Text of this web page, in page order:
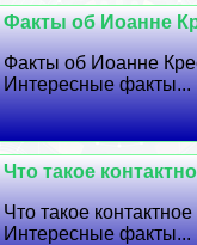
Факты об Иоанне
Факты об Иоанне
Интересные факты...
Что такое
Что такое
Интересные факты...